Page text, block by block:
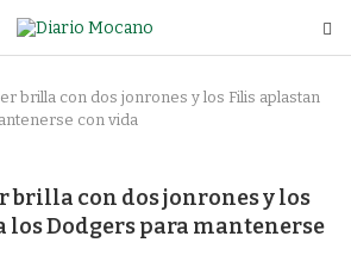
brilla con dos jonrones y los Filis aplastan
con vida
brilla con dos jonrones y los
los Dodgers para mantenerse